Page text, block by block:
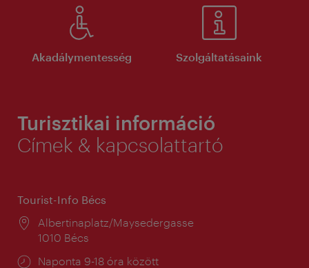
Akadálymentesség Szolgáltatásaink
Turisztikai információ
Címek & kapcsolattartó
Tourist-Info Bécs
Helyszín:
Albertinaplatz/Maysedergasse
1010 Bécs
Nyitva
Naponta 9-18 óra között